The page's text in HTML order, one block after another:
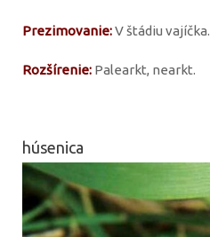
Prezimovanie:V štádiu vajíčka.
Rozšírenie: Palearkt, nearkt.
húsenica